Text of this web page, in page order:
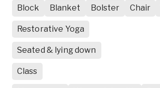
Block Blanket Bolster Chair
Restorative Yoga
Seated & lying down
Class